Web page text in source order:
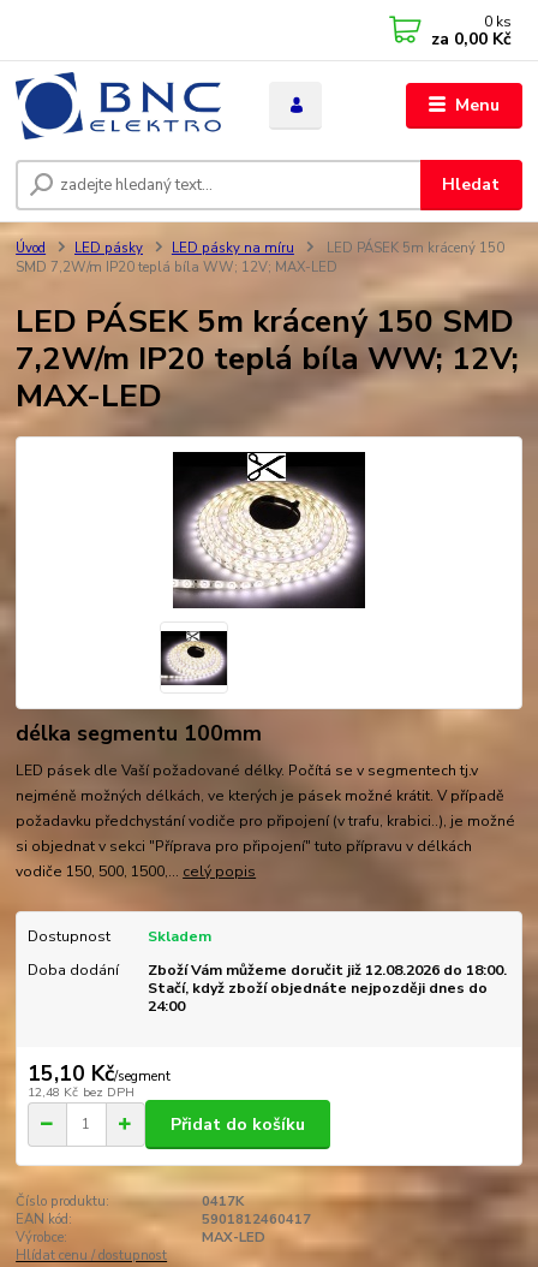
Menu
Hledat
0 ks
za 0,00 Kč
Úvod LED pásky LED pásky na míru
LED PÁSEK 5m krácený 150
SMD 7,2W/m IP20 teplá bíla WW; 12V; MAX-LED
LED PÁSEK 5m krácený 150 SMD
7,2W/m IP20 teplá bíla WW; 12V;
MAX-LED
délka segmentu 100mm
LED pásek dle Vaší požadované délky. Počítá se v segmentech tj.v
nejméně možných délkách, ve kterých je pásek možné krátit. V případě
požadavku předchystání vodiče pro připojení (v trafu, krabici..), je možné
si objednat v sekci "Příprava pro připojení" tuto přípravu v délkách
vodiče 150, 500, 1500,... celý popis
Dostupnost
Skladem
Doba dodání
Zboží Vám můžeme doručit již 12.08.2026 do 18:00.
Stačí, když zboží objednáte nejpozději dnes do
24:00
15,10 Kč/segment
12,48 Kč bez DPH
Přidat do košíku
Číslo produktu:
0417K
EAN kód:
5901812460417
Výrobce:
MAX-LED
Hlídat cenu / dostupnost